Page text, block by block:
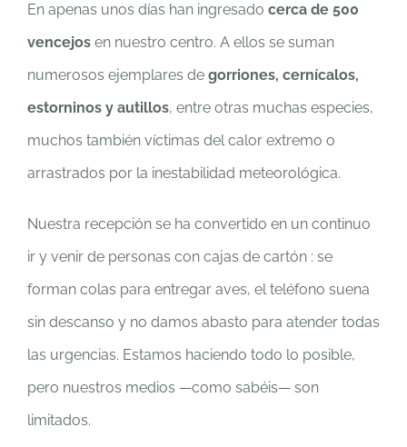
En apenas unos días han ingresado cerca de 500
vencejos en nuestro centro. A ellos se suman
numerosos ejemplares de gorriones, cernícalos,
estorninos y autillos, entre otras muchas especies,
muchos también víctimas del calor extremo o
arrastrados por la inestabilidad meteorológica.
Nuestra recepción se ha convertido en un continuo
ir y venir de personas con cajas de cartón : se
forman colas para entregar aves, el teléfono suena
sin descanso y no damos abasto para atender todas
las urgencias. Estamos haciendo todo lo posible,
pero nuestros medios —como sabéis— son
limitados.